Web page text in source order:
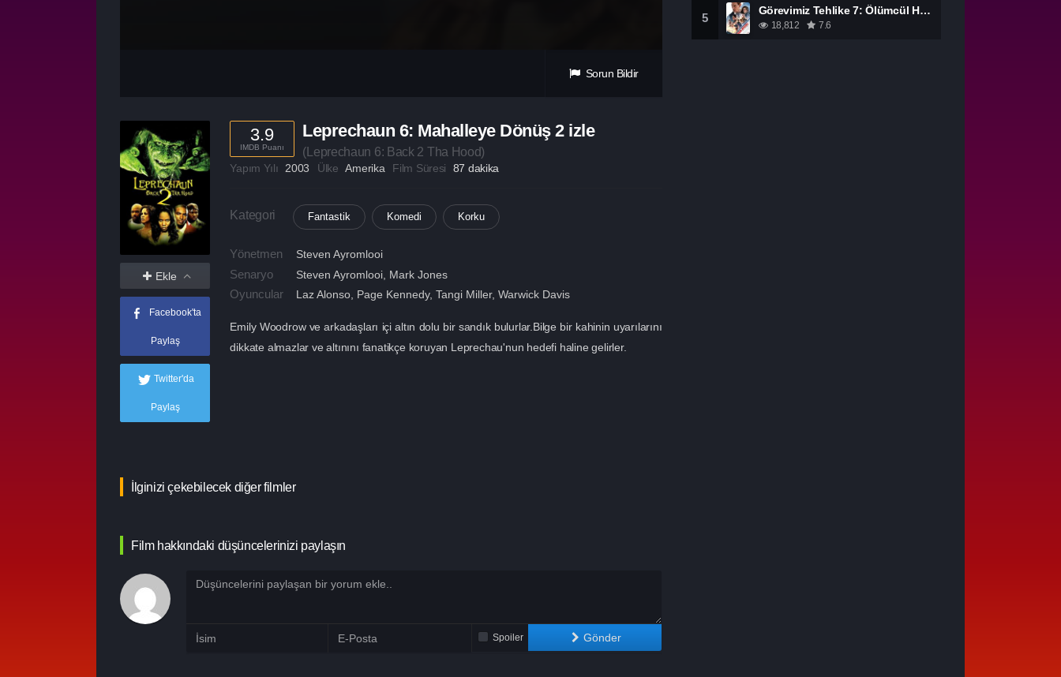
Sorun Bildir
Ekle
Facebook'ta
Paylaş
Twitter'da
Paylaş
3.9
IMDB Puanı
Leprechaun 6: Mahalleye Dönüş 2 izle
( Leprechaun 6: Back 2 Tha Hood)
Yapım Yılı 2003 Ülke Amerika Film Süresi 87 dakika
Kategori Fantastik Komedi Korku
Yönetmen Steven Ayromlooi
Senaryo Steven Ayromlooi, Mark Jones
Oyuncular Laz Alonso Page Kennedy,Tangi Miller,Warwick Davis
Emily Woodrow ve arkadaşları içi altın dolu bir sandık bulurlar.Bilge bir kahinin uyarılarını
dikkate almazlar ve altınını fanatikçe koruyan Leprechau'nun hedefi haline gelirler.
İlginizi çekebilecek diğer filmler
Film hakkındaki düşüncelerinizi paylaşın
Spoiler Gönder
5
Görevimiz Tehlike 7: Ölümcül Hesaplaşma Bölüm 1 izle
18,812 7.6